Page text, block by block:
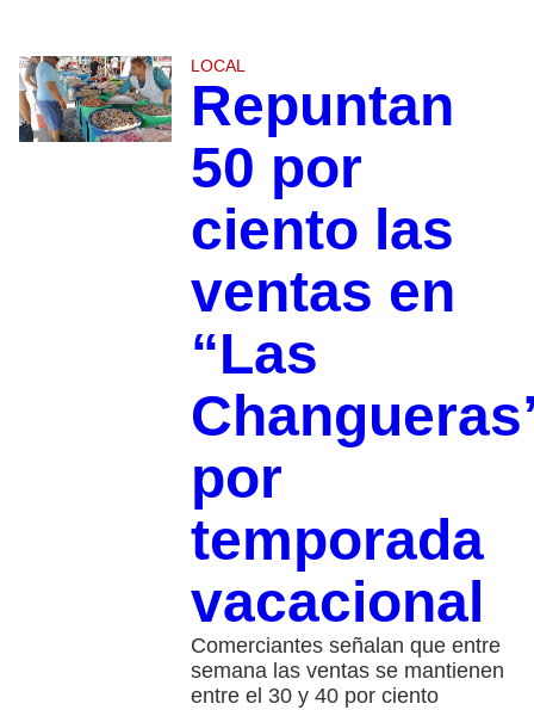
LOCAL
Repuntan
50 por
ciento las
ventas en
“Las
por
temporada
vacacional
Comerciantes señalan que entre
semana las ventas se mantienen
entre el 30 y 40 por ciento